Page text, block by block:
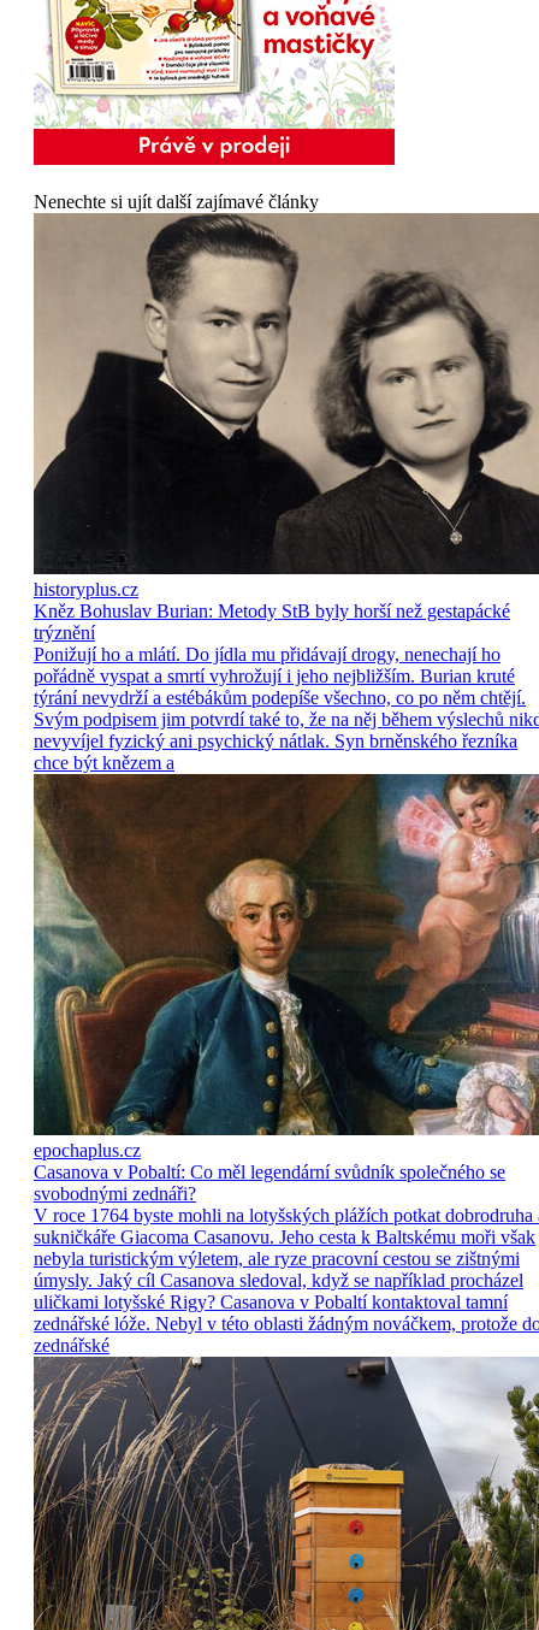
Nenechte si ujít další zajímavé články
historyplus.cz
Kněz Bohuslav Burian: Metody StB byly horší než gestapácké
trýznění
Ponižují ho a mlátí. Do jídla mu přidávají drogy, nenechají ho
pořádně vyspat a smrtí vyhrožují i jeho nejbližším. Burian kruté
týrání nevydrží a estébákům podepíše všechno, co po něm chtějí.
Svým podpisem jim potvrdí také to, že na něj během výslechů
nevyvíjel fyzický ani psychický nátlak. Syn brněnského řezníka
chce být knězem a
epochaplus.cz
Casanova v Pobaltí: Co měl legendární svůdník společného se
svobodnými zednáři?
V roce 1764 byste mohli na lotyšských plážích potkat dobrodruha
sukničkáře Giacoma Casanovu. Jeho cesta k Baltskému moři však
nebyla turistickým výletem, ale ryze pracovní cestou se zištnými
úmysly. Jaký cíl Casanova sledoval, když se například procházel
uličkami lotyšské Rigy? Casanova v Pobaltí kontaktoval tamní
zednářské lóže. Nebyl v této oblasti žádným nováčkem, protože
zednářské